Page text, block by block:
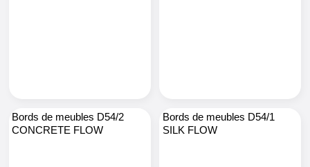
Bords de meubles D54/2
CONCRETE FLOW
Bords de meubles D54/1
SILK FLOW